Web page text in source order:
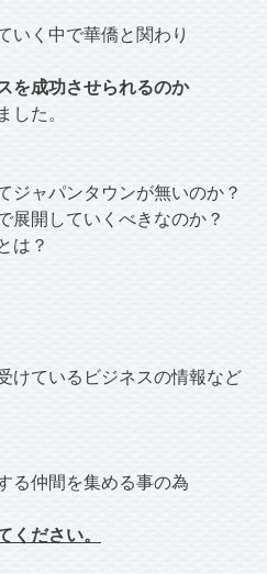
いく中で華僑と関わり
を成功させられるのか
した。
ジャパンタウンが無いのか？
展開していくべきなのか？
は？
けているビジネスの情報など
る仲間を集める事の為
ください。